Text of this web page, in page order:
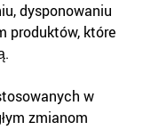
dysponowaniu
produktów, które
w
zmianom